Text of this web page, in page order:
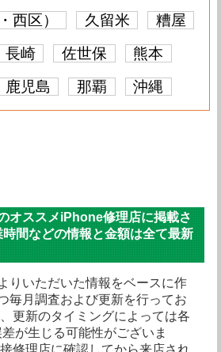
西区）
久留米
糟屋
長崎 佐世保
熊本
鹿児島 那覇 沖縄
オススメiPhone修理店に掲載さ
間などの情報と金額は全て最新
りいただいた情報をベースに作
毎月調査および更新を行ってお
更新のタイミングによっては各
が生じる可能性がございま
修理店に確認してから来店され